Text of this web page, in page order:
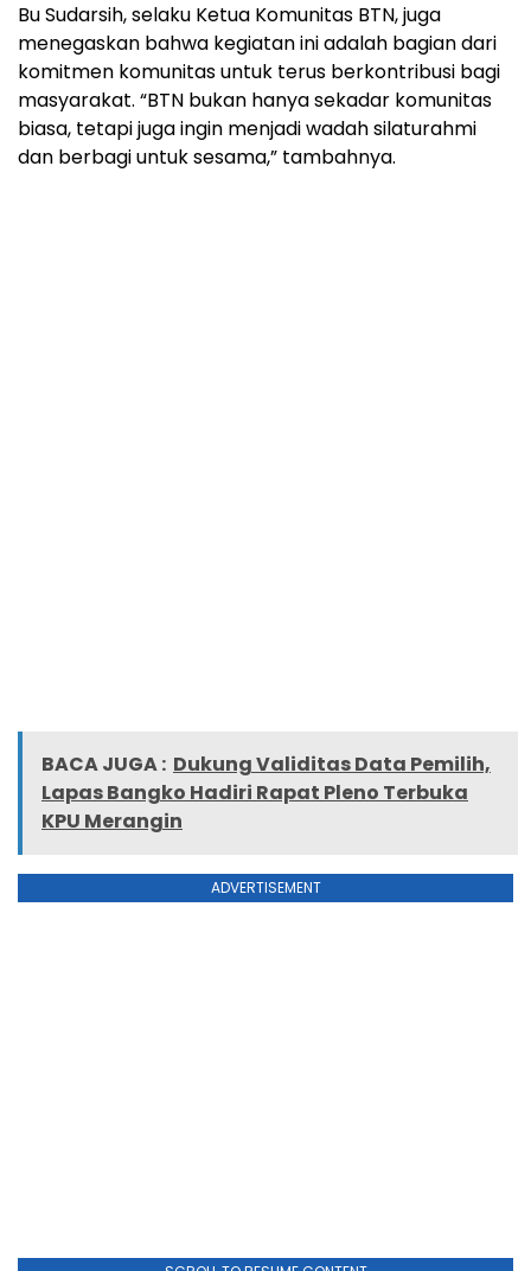
Bu Sudarsih, selaku Ketua Komunitas BTN, juga
menegaskan bahwa kegiatan ini adalah bagian dari
komitmen komunitas untuk terus berkontribusi bagi
masyarakat. “BTN bukan hanya sekadar komunitas
biasa, tetapi juga ingin menjadi wadah silaturahmi
dan berbagi untuk sesama,” tambahnya.
BACA JUGA : Dukung Validitas Data Pemilih,
Lapas Bangko Hadiri Rapat Pleno Terbuka
KPU Merangin
ADVERTISEMENT